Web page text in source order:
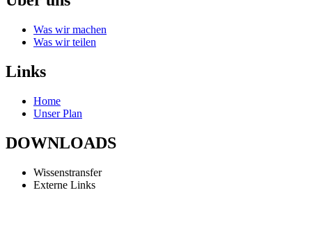
Was wir machen
Was wir teilen
Links
Home
Unser Plan
DOWNLOADS
Wissenstransfer
Externe Links